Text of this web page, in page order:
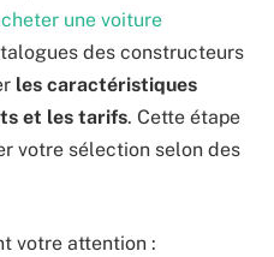
une voiture
des constructeurs
les caractéristiques
et les tarifs. Cette étape
votre sélection selon des
votre attention :